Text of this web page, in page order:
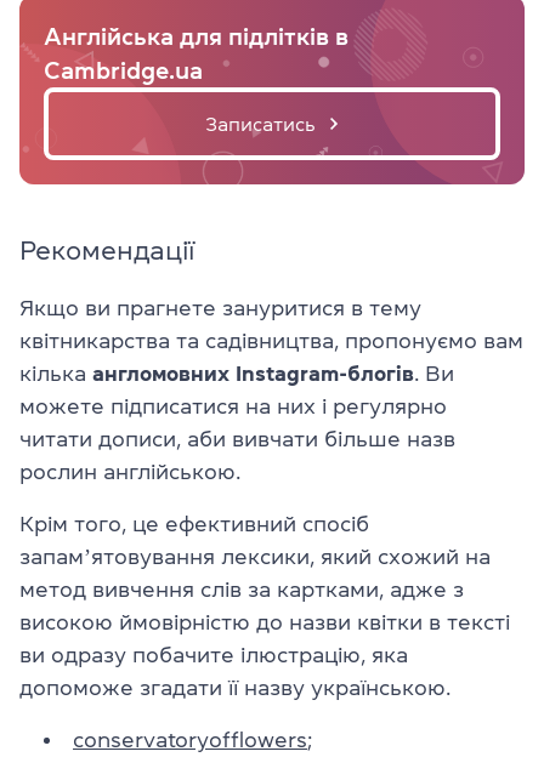
Англійська для підлітків в
Cambridge.ua
Записатись
Рекомендації
Якщо ви прагнете зануритися в тему
квітникарства та садівництва, пропонуємо вам
кілька англомовних Instagram-блогів . Ви
можете підписатися на них і регулярно
читати дописи, аби вивчати більше назв
рослин англійською.
Крім того, це ефективний спосіб
запамʼятовування лексики, який схожий на
метод вивчення слів за картками, адже з
високою ймовірністю до назви квітки в тексті
ви одразу побачите ілюстрацію, яка
допоможе згадати її назву українською.
conservatoryofflowers;